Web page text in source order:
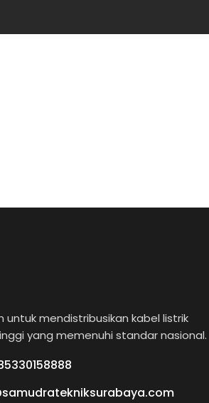
untuk mendistribusikan kabel listrik
yang memenuhi standar nasional.